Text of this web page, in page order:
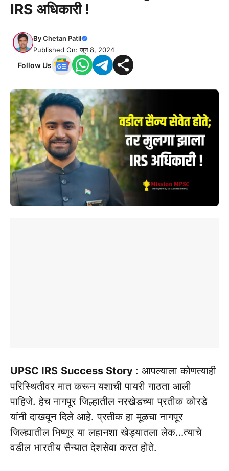
IRS अधिकारी !
ByChetan Patil
Published On: जून 8, 2024
Follow Us
UPSC IRS Success Story : आपल्याला कोणत्याही
परिस्थितीवर मात करून यशाची पायरी गाठता आली
पाहिजे. हेच नागपूर जिल्हातील नरखेडच्या प्रतीक कोरडे
यांनी दाखवून दिले आहे. प्रतीक हा मूळचा नागपूर
जिल्ह्यातील भिष्णूर या लहानशा खेड्यातला लेक…त्याचे
वडील भारतीय सैन्यात देशसेवा करत होते.